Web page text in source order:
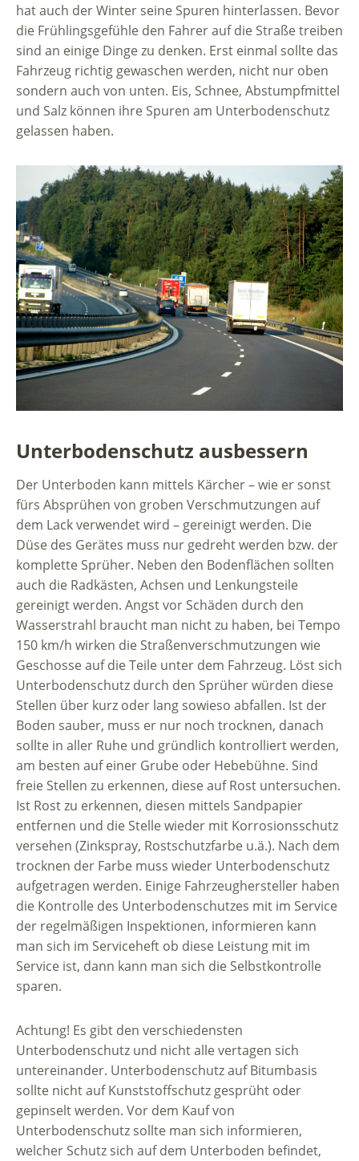
hat auch der Winter seine Spuren hinterlassen. Bevor
die Frühlingsgefühle den Fahrer auf die Straße treiben
sind an einige Dinge zu denken. Erst einmal sollte das
Fahrzeug richtig gewaschen werden, nicht nur oben
sondern auch von unten. Eis, Schnee, Abstumpfmittel
und Salz können ihre Spuren am Unterbodenschutz
gelassen haben.
Unterbodenschutz ausbessern
Der Unterboden kann mittels Kärcher – wie er sonst
fürs Absprühen von groben Verschmutzungen auf
dem Lack verwendet wird – gereinigt werden. Die
Düse des Gerätes muss nur gedreht werden bzw. der
komplette Sprüher. Neben den Bodenflächen sollten
auch die Radkästen, Achsen und Lenkungsteile
gereinigt werden. Angst vor Schäden durch den
Wasserstrahl braucht man nicht zu haben, bei Tempo
150 km/h wirken die Straßenverschmutzungen wie
Geschosse auf die Teile unter dem Fahrzeug. Löst sich
Unterbodenschutz durch den Sprüher würden diese
Stellen über kurz oder lang sowieso abfallen. Ist der
Boden sauber, muss er nur noch trocknen, danach
sollte in aller Ruhe und gründlich kontrolliert werden,
am besten auf einer Grube oder Hebebühne. Sind
freie Stellen zu erkennen, diese auf Rost untersuchen.
Ist Rost zu erkennen, diesen mittels Sandpapier
entfernen und die Stelle wieder mit Korrosionsschutz
versehen (Zinkspray, Rostschutzfarbe u.ä.). Nach dem
trocknen der Farbe muss wieder Unterbodenschutz
aufgetragen werden. Einige Fahrzeughersteller haben
die Kontrolle des Unterbodenschutzes mit im Service
der regelmäßigen Inspektionen, informieren kann
man sich im Serviceheft ob diese Leistung mit im
Service ist, dann kann man sich die Selbstkontrolle
sparen.
Achtung! Es gibt den verschiedensten
Unterbodenschutz und nicht alle vertagen sich
untereinander. Unterbodenschutz auf Bitumbasis
sollte nicht auf Kunststoffschutz gesprüht oder
gepinselt werden. Vor dem Kauf von
Unterbodenschutz sollte man sich informieren,
welcher Schutz sich auf dem Unterboden befindet,